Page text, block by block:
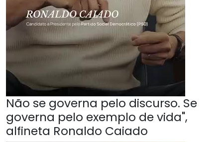
Não se governa pelo discurso. Se
governa pelo exemplo de vida",
alfineta Ronaldo Caiado